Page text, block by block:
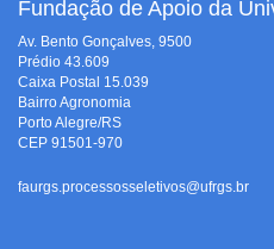
Fundação de Apoio da
Av. Bento Gonçalves, 9500
Prédio 43.609
Caixa Postal 15.039
Bairro Agronomia
Porto Alegre/RS
CEP 91501-970
faurgs.processosseletivos@ufrgs.br